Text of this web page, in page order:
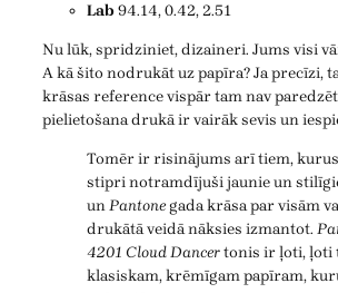
Lab94.14, 0.42, 2.51
Nu lūk, spridziniet, dizaineri. Jums visi
A kā šito nodrukāt uz papīra? Ja precīzi,
krāsas reference vispār tam nav
pielietošana drukā ir vairāk sevis un
Tomēr ir risinājums arī tiem,
stipri notramdījuši jaunie un
unPantonegada krāsa par visām
drukātā veidā nāksies izmantot.
4201 Cloud Dancertonis ir ļoti, ļoti
klasiskam, krēmīgam papīram,